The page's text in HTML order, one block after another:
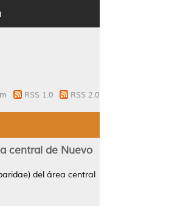
RSS 1.0 RSS 2.0
central de Nuevo
del área central